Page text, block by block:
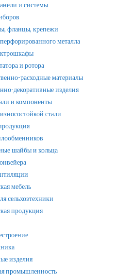
и системы
фланцы, крепежи
металла
и ротора
расходные материалы
декоративные изделия
и компоненты
стали
шайбы и кольца
мебель
сельхозтехники
продукция
изделия
промышленность